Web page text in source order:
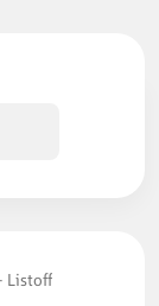
Listoff